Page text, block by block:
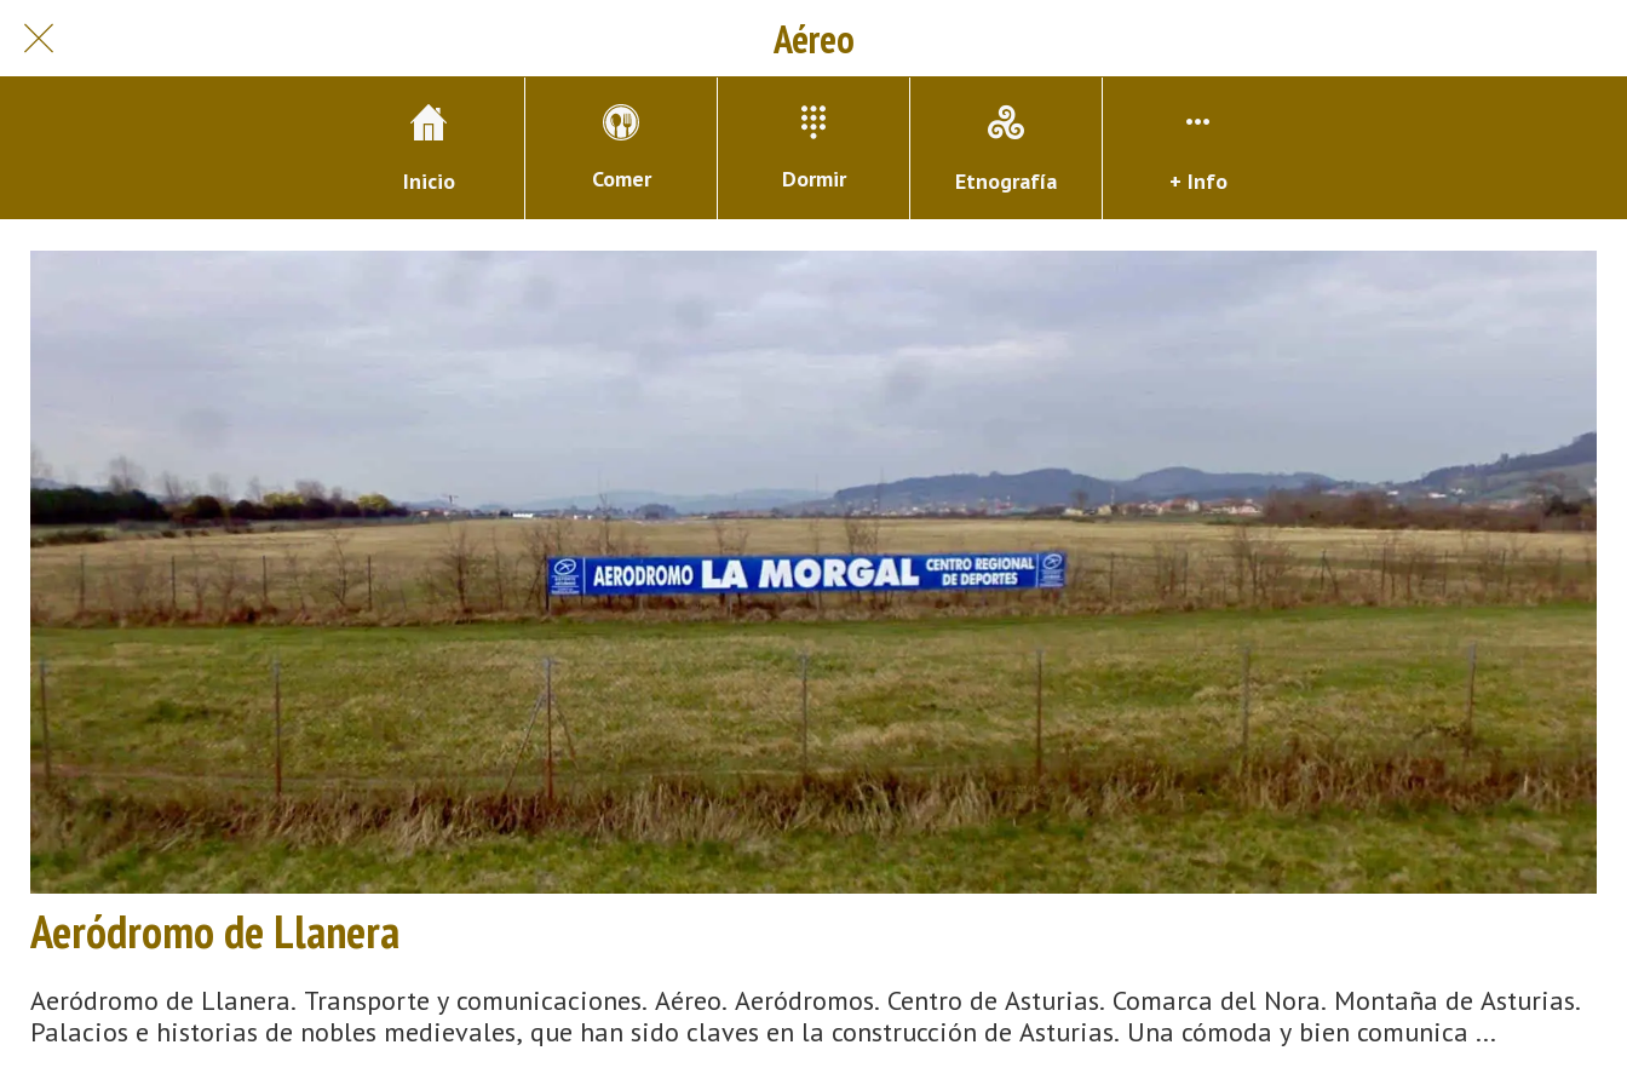
Aéreo
Inicio Comer Dormir Etnografía + Info
Aeródromo de Llanera
Aeródromo de Llanera. Transporte y comunicaciones. Aéreo. Aeródromos. Centro de Asturias. Comarca del Nora. Montaña de Asturias.
Palacios e historias de nobles medievales, que han sido claves en la construcción de Asturias. Una cómoda y bien comunica ...